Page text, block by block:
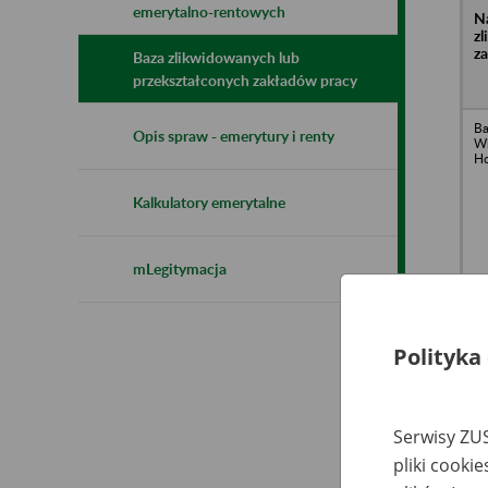
emerytalno-rentowych
Baza zlikwidowanych lub
przekształconych zakładów pracy
Opis spraw - emerytury i renty
Kalkulatory emerytalne
mLegitymacja
Polityka
Serwisy
pliki